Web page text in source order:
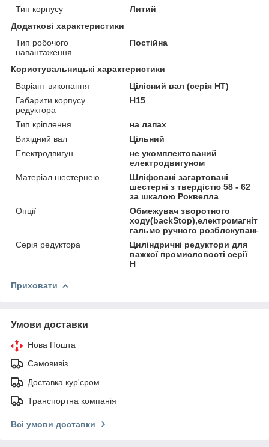
Тип корпусу
Литий
Додаткові характеристики
Тип робочого
навантаження
Постійна
Користувальницькі характеристики
Варіант виконання
Цілісний вал (серія HT)
Габарити корпусу
редуктора
H15
Тип кріплення
на лапах
Вихідний вал
Цільний
Електродвигун
не укомплектований
електродвигуном
Матеріал шестернею
Шліфовані загартовані
шестерні з твердістю 58 - 62
за шкалою Роквелла
Опції
Обмежувач зворотного
гальмо ручного
Серія редуктора
Циліндричні редуктори для
важкої промисловості серії
H
Приховати
Умови доставки
Нова Пошта
Самовивіз
Доставка кур'єром
Транспортна компанія
Всі умови доставки